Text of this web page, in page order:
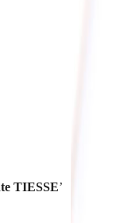
TIESSE’